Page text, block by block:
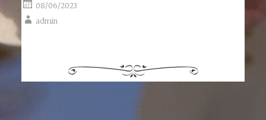
08/06/2023
admin